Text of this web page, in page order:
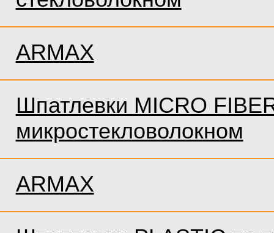
ARMAX
Шпатлевки MICRO
микростекловолокном
ARMAX